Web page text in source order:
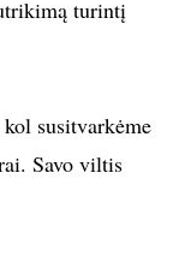
turintį
susitvarkėme
Savo viltis